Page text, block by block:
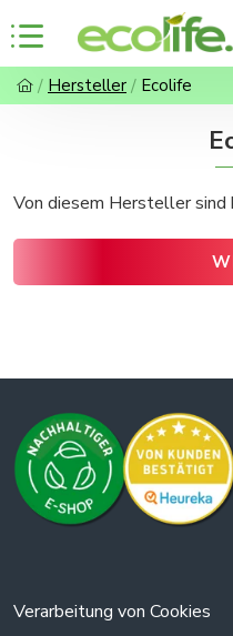
Hersteller Ecolife
Von diesem Hersteller sind
Verarbeitung von Cookies